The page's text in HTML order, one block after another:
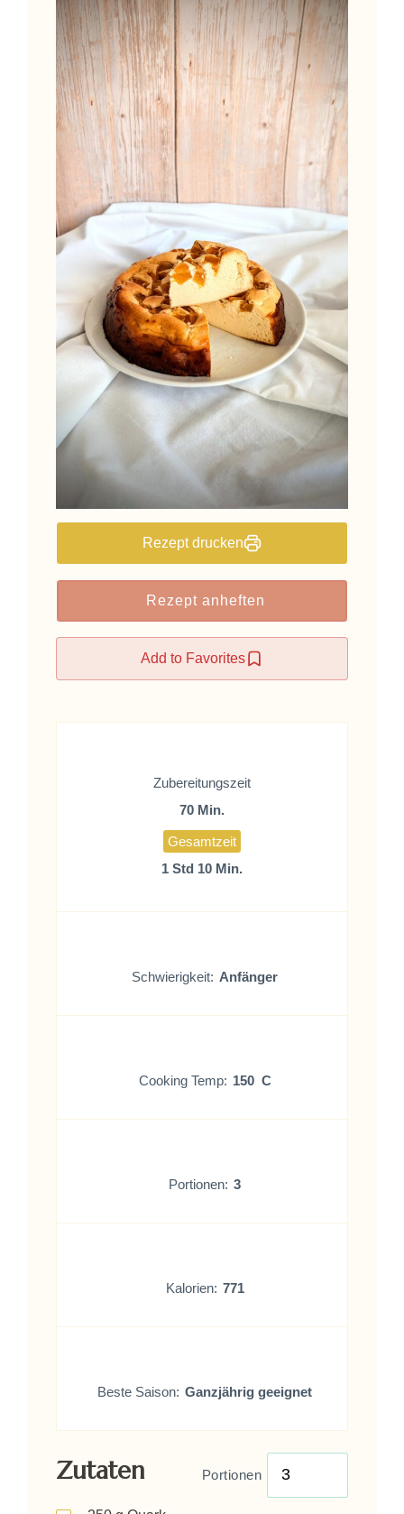
Rezept drucken
Rezept anheften
Add to Favorites
Zubereitungszeit
70 Min.
Gesamtzeit
1 Std 10 Min.
Schwierigkeit: Anfänger
Cooking Temp: 150 C
Portionen: 3
Kalorien: 771
Beste Saison: Ganzjährig geeignet
Zutaten Portionen